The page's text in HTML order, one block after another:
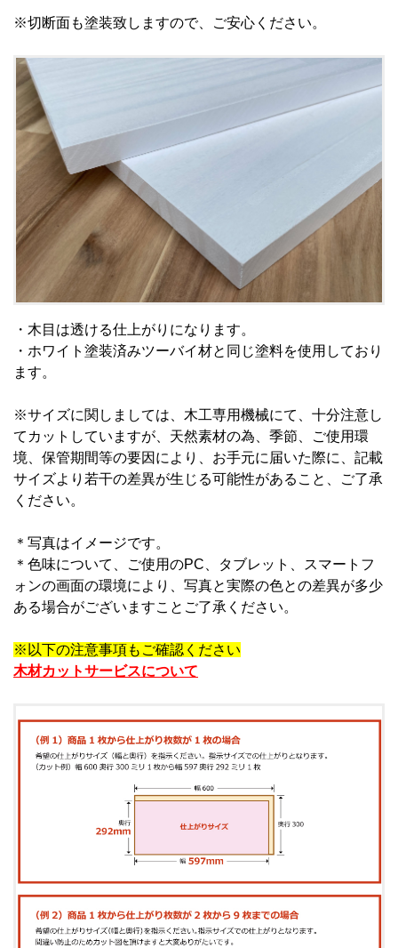
※切断面も塗装致しますので、ご安心ください。
・木目は透ける仕上がりになります。
・ホワイト塗装済みツーバイ材と同じ塗料を使用しており
ます。
※サイズに関しましては、木工専用機械にて、十分注意し
てカットしていますが、天然素材の為、季節、ご使用環
境、保管期間等の要因により、お手元に届いた際に、記載
サイズより若干の差異が生じる可能性があること、ご了承
ください。
＊写真はイメージです。
＊ 色味について、ご使用のPC、タブレット、スマートフ
ォンの画面の環境により、写真と実際の色との差異が多少
ある場合がございますことご了承ください。
※以下の注意事項もご確認ください
木材カットサービスについて